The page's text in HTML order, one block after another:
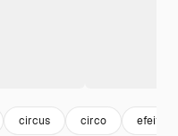
circus circo efeito